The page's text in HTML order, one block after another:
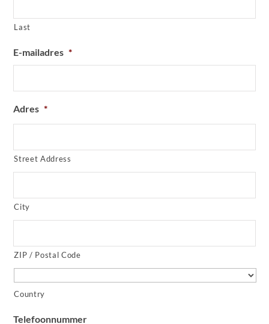
Last
E-mailadres *
Adres *
Street Address
City
ZIP / Postal Code
Country
Telefoonnummer